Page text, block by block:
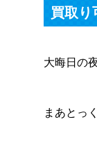
買取り
大晦日の
まあとっ